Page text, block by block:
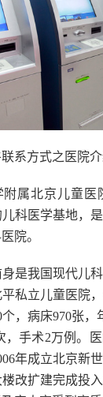
系方式之医院
附属北京儿童医
科医学基地，
院。
是我国现代儿
私立儿童医院
，病床970张
，手术2万例。
年成立北京新
改扩建完成投